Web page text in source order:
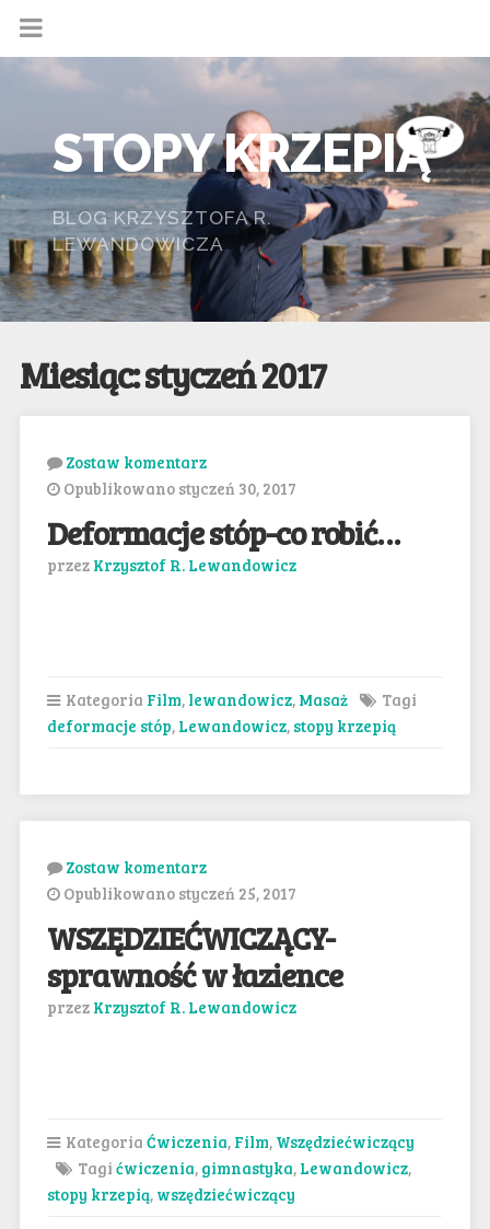
STOPY KRZEPIĄ
BLOG KRZYSZTOFA R.
LEWANDOWICZA
Miesiąc: styczeń 2017
Zostaw komentarz
Opublikowano styczeń 30, 2017
Deformacje stóp-co robić…
przez Krzysztof R. Lewandowicz
Kategoria Film, lewandowicz, Masaż
Tagi
deformacje stóp, Lewandowicz, stopy krzepią
Zostaw komentarz
Opublikowano styczeń 25, 2017
WSZĘDZIEĆWICZĄCY-
sprawność w łazience
przez Krzysztof R. Lewandowicz
Kategoria Ćwiczenia, Film, Wszędziećwiczący
Tagi ćwiczenia, gimnastyka, Lewandowicz,
stopy krzepią, wszędziećwiczący